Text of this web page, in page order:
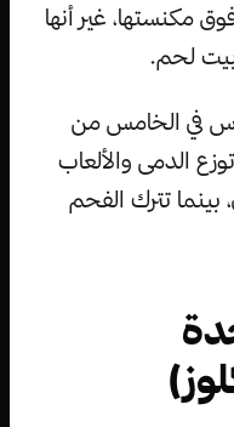
مكنستها، غير أنها
لحم.
في الخامس من
الدمى والألعاب
بينما تترك الفحم